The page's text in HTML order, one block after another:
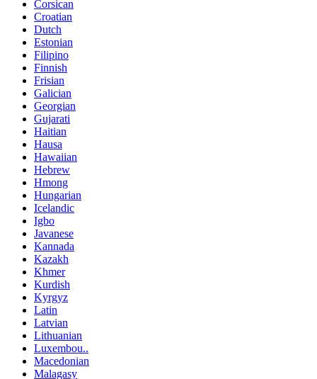
Corsican
Croatian
Dutch
Estonian
Filipino
Finnish
Frisian
Galician
Georgian
Gujarati
Haitian
Hausa
Hawaiian
Hebrew
Hmong
Hungarian
Icelandic
Igbo
Javanese
Kannada
Kazakh
Khmer
Kurdish
Kyrgyz
Latin
Latvian
Lithuanian
Luxembou..
Macedonian
Malagasy